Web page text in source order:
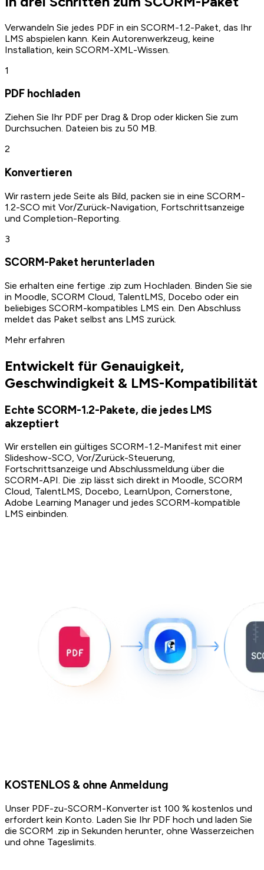
Verwandeln Sie jedes PDF in ein SCORM-1.2-Paket, das Ihr
LMS abspielen kann. Kein Autorenwerkzeug, keine
Installation, kein SCORM-XML-Wissen.
1
PDF hochladen
Ziehen Sie Ihr PDF per Drag & Drop oder klicken Sie zum
Durchsuchen. Dateien bis zu 50 MB.
2
Konvertieren
Wir rastern jede Seite als Bild, packen sie in eine SCORM-
1.2-SCO mit Vor/Zurück-Navigation, Fortschrittsanzeige
und Completion-Reporting.
3
SCORM-Paket herunterladen
Sie erhalten eine fertige .zip zum Hochladen. Binden Sie sie
in Moodle, SCORM Cloud, TalentLMS, Docebo oder ein
beliebiges SCORM-kompatibles LMS ein. Den Abschluss
meldet das Paket selbst ans LMS zurück.
Mehr erfahren
Entwickelt für Genauigkeit,
Geschwindigkeit & LMS-Kompatibilität
Echte SCORM-1.2-Pakete, die jedes LMS
akzeptiert
Wir erstellen ein gültiges SCORM-1.2-Manifest mit einer
Slideshow-SCO, Vor/Zurück-Steuerung,
Fortschrittsanzeige und Abschlussmeldung über die
SCORM-API. Die .zip lässt sich direkt in Moodle, SCORM
Cloud, TalentLMS, Docebo, LearnUpon, Cornerstone,
Adobe Learning Manager und jedes SCORM-kompatible
LMS einbinden.
KOSTENLOS & ohne Anmeldung
Unser PDF-zu-SCORM-Konverter ist 100 % kostenlos und
erfordert kein Konto. Laden Sie Ihr PDF hoch und laden Sie
die SCORM .zip in Sekunden herunter, ohne Wasserzeichen
und ohne Tageslimits.